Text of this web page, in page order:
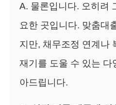
A. 물론입니다. 오히려
요한 곳입니다. 맞춤대
지만, 채무조정 연계나
재기를 도울 수 있는 다
아드립니다.